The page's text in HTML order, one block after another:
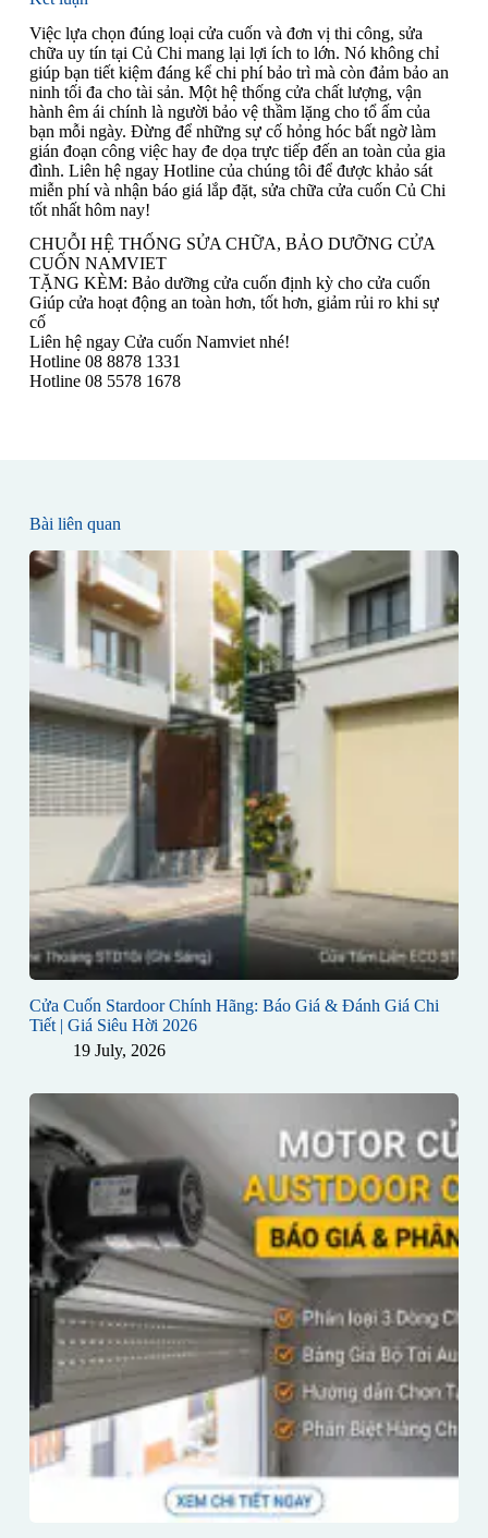
Việc lựa chọn đúng loại cửa cuốn và đơn vị thi công, sửa
chữa uy tín tại Củ Chi mang lại lợi ích to lớn. Nó không chỉ
giúp bạn tiết kiệm đáng kể chi phí bảo trì mà còn đảm bảo an
ninh tối đa cho tài sản. Một hệ thống cửa chất lượng, vận
hành êm ái chính là người bảo vệ thầm lặng cho tổ ấm của
bạn mỗi ngày. Đừng để những sự cố hỏng hóc bất ngờ làm
gián đoạn công việc hay đe dọa trực tiếp đến an toàn của gia
đình. Liên hệ ngay Hotline của chúng tôi để được khảo sát
miễn phí và nhận báo giá lắp đặt, sửa chữa cửa cuốn Củ Chi
tốt nhất hôm nay!
CHUỖI HỆ THỐNG SỬA CHỮA, BẢO DƯỠNG CỬA
CUỐN NAMVIET
TẶNG KÈM: Bảo dưỡng cửa cuốn định kỳ cho cửa cuốn
Giúp cửa hoạt động an toàn hơn, tốt hơn, giảm rủi ro khi sự
cố
Liên hệ ngay Cửa cuốn Namviet nhé!
Hotline 08 8878 1331
Hotline 08 5578 1678
Bài liên quan
Cửa Cuốn Stardoor Chính Hãng: Báo Giá & Đánh Giá Chi
Tiết | Giá Siêu Hời 2026
19 July, 2026